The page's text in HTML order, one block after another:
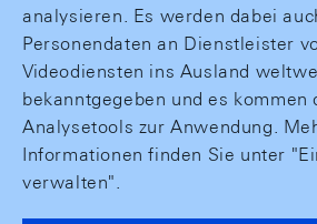
analysieren. Es werden dabei
Personendaten an Dienstleister
Videodiensten ins Ausland
bekanntgegeben und es kommen
Analysetools zur Anwendung.
Informationen finden Sie unter
verwalten".